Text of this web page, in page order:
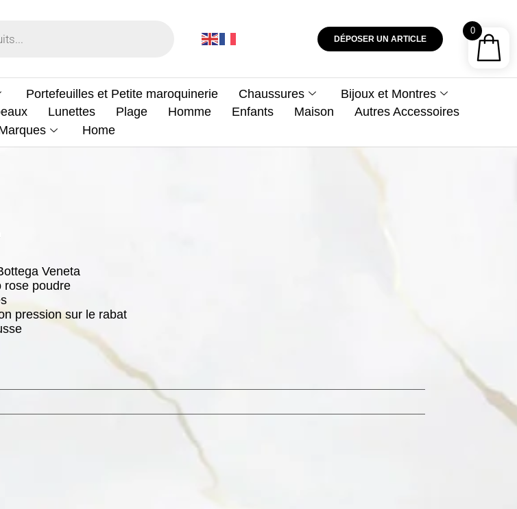
DÉPOSER UN ARTICLE
Portefeuilles et Petite maroquinerie Chaussures
Bijoux et Montres
Lunettes Plage Homme Enfants Maison
Autres Accessoires
Home
Veneta
rose poudre
pression sur le rabat
0